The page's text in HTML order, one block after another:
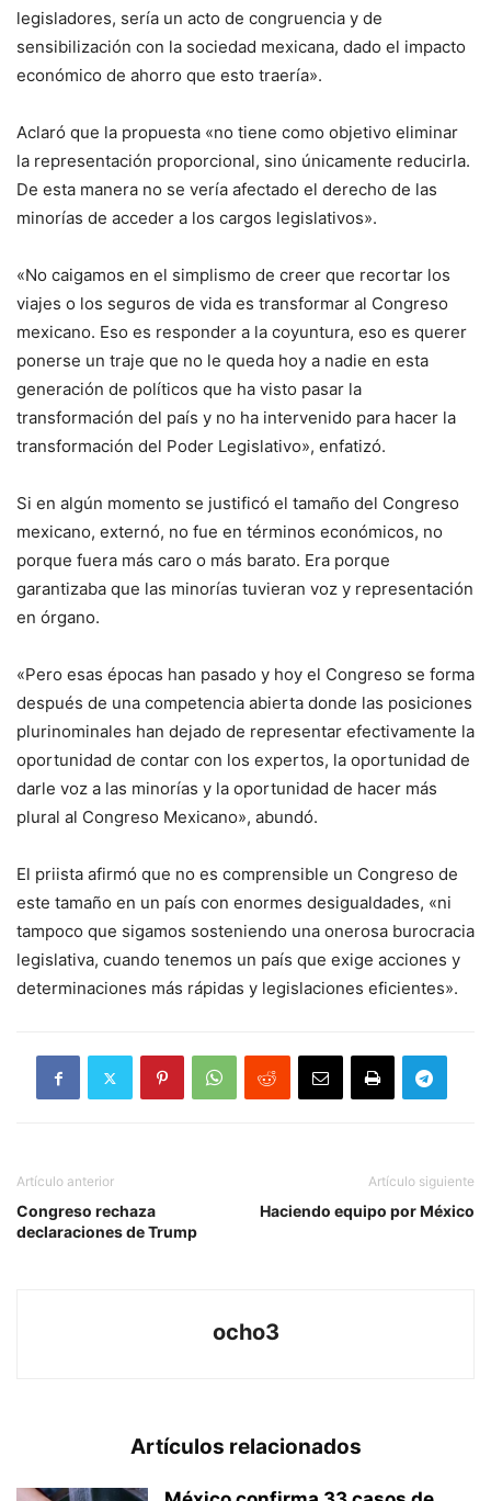
legisladores, sería un acto de congruencia y de
sensibilización con la sociedad mexicana, dado el impacto
económico de ahorro que esto traería».
Aclaró que la propuesta «no tiene como objetivo eliminar
la representación proporcional, sino únicamente reducirla.
De esta manera no se vería afectado el derecho de las
minorías de acceder a los cargos legislativos».
«No caigamos en el simplismo de creer que recortar los
viajes o los seguros de vida es transformar al Congreso
mexicano. Eso es responder a la coyuntura, eso es querer
ponerse un traje que no le queda hoy a nadie en esta
generación de políticos que ha visto pasar la
transformación del país y no ha intervenido para hacer la
transformación del Poder Legislativo», enfatizó.
Si en algún momento se justificó el tamaño del Congreso
mexicano, externó, no fue en términos económicos, no
porque fuera más caro o más barato. Era porque
garantizaba que las minorías tuvieran voz y representación
en órgano.
«Pero esas épocas han pasado y hoy el Congreso se forma
después de una competencia abierta donde las posiciones
plurinominales han dejado de representar efectivamente la
oportunidad de contar con los expertos, la oportunidad de
darle voz a las minorías y la oportunidad de hacer más
plural al Congreso Mexicano», abundó.
El priista afirmó que no es comprensible un Congreso de
este tamaño en un país con enormes desigualdades, «ni
tampoco que sigamos sosteniendo una onerosa burocracia
legislativa, cuando tenemos un país que exige acciones y
determinaciones más rápidas y legislaciones eficientes».
Artículo anterior
Congreso rechaza
declaraciones de Trump
Artículo siguiente
Haciendo equipo por México
ocho3
Artículos relacionados